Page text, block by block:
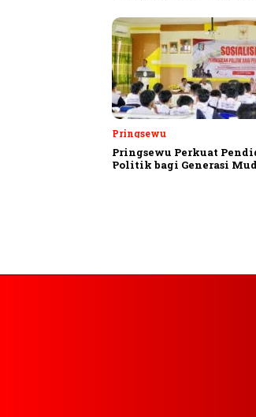
Pringsewu
Pringsewu Perkuat
Politik bagi Generasi